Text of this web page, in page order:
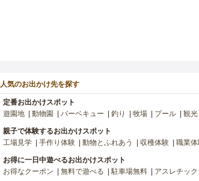
人気のお出かけ先を探す
定番お出かけスポット
遊園地
動物園 バーベキュー 釣り 牧場 プール 観光
親子で体験するお出かけスポット
工場見学
手作り体験 動物とふれあう 収穫体験 職業体
お得に一日中遊べるお出かけスポット
お得なクーポン
無料で遊べる 駐車場無料 アスレチック